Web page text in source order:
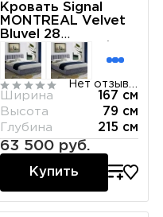
Кровать Signal
MONTREAL Velvet
Bluvel 28
(бежевый) 160/200
Ширина
167 см
Высота
79 см
Глубина
215 см
63 500 руб.
Купить